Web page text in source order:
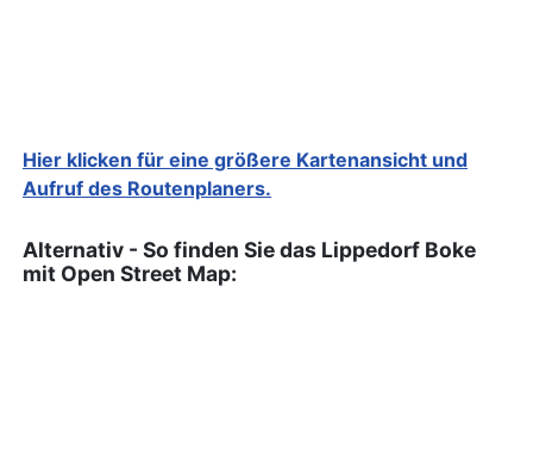
Hier klicken für eine größere Kartenansicht und
Aufruf des Routenplaners.
Alternativ - So finden Sie das Lippedorf Boke
mit Open Street Map: